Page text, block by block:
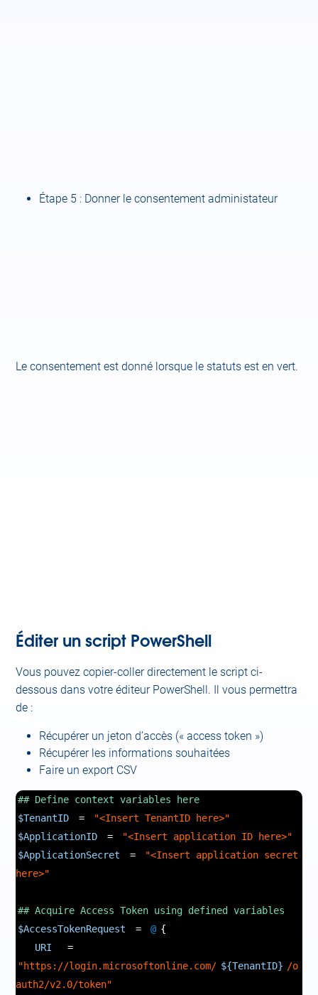
Étape 5 : Donner le consentement administateur
Le consentement est donné lorsque le statuts est en vert.
Éditer un script PowerShell
Vous pouvez copier-coller directement le script ci-
dessous dans votre éditeur PowerShell. Il vous permettra
de :
Récupérer un jeton d’accès (« access token »)
Récupérer les informations souhaitées
Faire un export CSV
## Define context variables here
$TenantID
=
"<Insert TenantID here>"
$ApplicationID
=
"<Insert application ID here>"
$ApplicationSecret
=
"<Insert application secret
here>"
## Acquire Access Token using defined variables
$AccessTokenRequest
= @ {
URI
=
"https://login.microsoftonline.com/ ${TenantID} /o
auth2/v2.0/token"